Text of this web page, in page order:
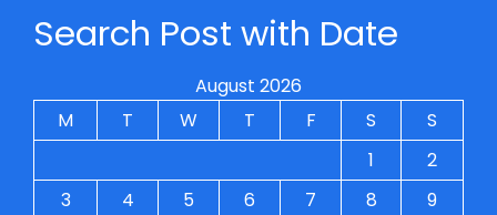
Search Post with Date
August 2026
M
T W T F S
S
1
2
3
4 5 6 7 8
9